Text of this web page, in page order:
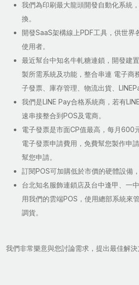
我們為印刷最大龍頭開發自動化系統
換。
開發SaaS架構線上PDF工具，供世界
使用者。
最近幫台中知名牛軋糖連鎖，開發建
製所需系統及功能，整合串連 電子商
子發票、庫存管理、物流出貨、
我們是LINE Pay合格系統商，若有
速串接整合到POS及電商。
電子發票是市面CP值最高，每月600
電子發票申請費用，免費幫您製作申
幫您申請。
訂閱POS可加購低於市價的硬體設備
台北知名服飾連鎖店及台中逢甲、一
用我們的雲端POS，使用總部系統來
調貨。
我們非常樂意與您討論需求，提出最佳解決